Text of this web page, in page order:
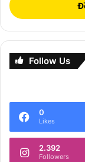
Follow Us
0
Likes
2.392
Followers